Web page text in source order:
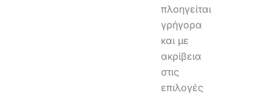
πλοηγείται
γρήγορα
και με
ακρίβεια
στις
επιλογές